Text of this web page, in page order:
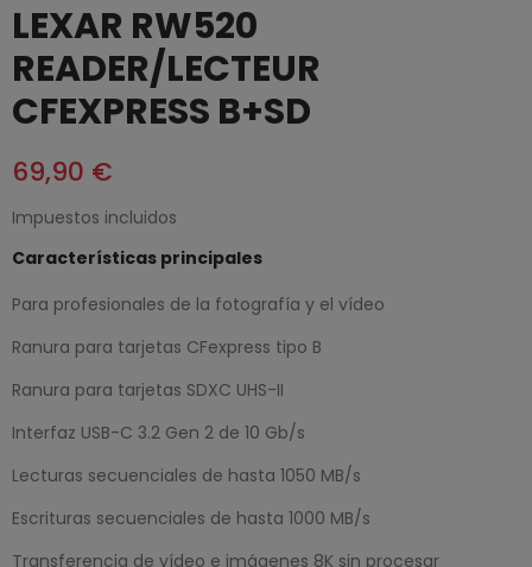
LEXAR RW520
READER/LECTEUR
CFEXPRESS B+SD
69,90 €
Impuestos incluidos
Características principales
Para profesionales de la fotografía y el vídeo
Ranura para tarjetas CFexpress tipo B
Ranura para tarjetas SDXC UHS-II
Interfaz USB-C 3.2 Gen 2 de 10 Gb/s
Lecturas secuenciales de hasta 1050 MB/s
Escrituras secuenciales de hasta 1000 MB/s
Transferencia de vídeo e imágenes 8K sin procesar